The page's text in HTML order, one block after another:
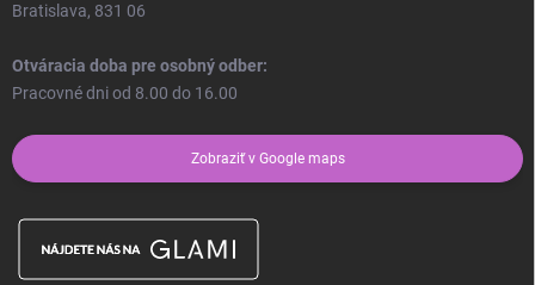
Bratislava, 831 06
Otváracia doba pre osobný odber:
Pracovné dni od 8.00 do 16.00
Zobraziť v Google maps